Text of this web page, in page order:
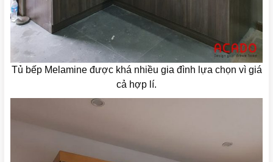
Tủ bếp Melamine được khá nhiều gia đình lựa chọn vì giá
cả hợp lí.